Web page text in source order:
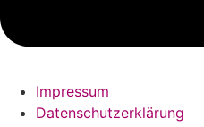
Impressum
Datenschutzerklärung